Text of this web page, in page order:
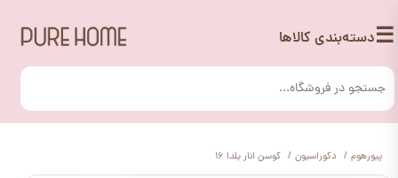
☰دسته‌بندی کالاها
پیورهوم دکوراسیون کوسن انار یلدا 16